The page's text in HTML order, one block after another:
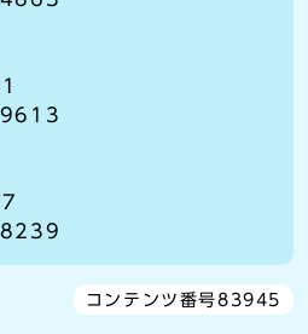
9613
8239
コンテンツ番号83945